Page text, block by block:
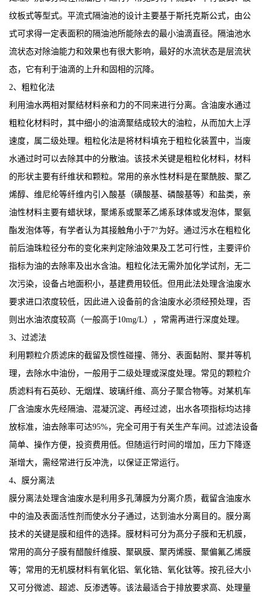
纹板式等型式。平流式隔油池的设计主要基于斯托克斯公式，由公
式可求得一定表面积的隔油池所能除去的最小油滴直径。隔油池水
流状态对除油能力和效果也有很大影响，最好的水流状态是层流状
态，它有利于油滴的上升和固相的沉降。
2、粗粒化法
利用油水两相对聚结材料亲和力的不同来进行分离。含油废水通过
粗粒化材料时，其中细小的油滴聚结成较大的油粒，从而加大上浮
速度，属二级处理。粗粒化法是将材料填充于粗粒化装置中，当废
水通过时可以去除其中的分散油。该技术关键是粗粒化材料，材料
的形状主要有纤维状和颗粒。常用的亲水性材料是在聚酰胺、聚乙
烯醇、维尼纶等纤维内引入酸基（磺酸基、磷酸基等）和盐类，亲
油性材料主要有蜡状球，聚烯系或聚苯乙烯系球体或发泡体，聚氨
酯发泡体等，有学者认为其接触角小于7°为好。通过污水在粗粒化
前后油珠粒径分布的变化来判定除油效果及工艺可行性，主要评价
指标为油的去除率及出水含油。粗粒化法无需外加化学试剂，无二
次污染，设备占地面积小，基建费用较低。但用此法处理含油废水
要求进口浓度较低，因此进入设备前的含油废水必须经预处理，否
则出水油浓度较高（一般高于10mg/L），常需再进行深度处理。
3、过滤法
利用颗粒介质滤床的截留及惯性碰撞、筛分、表面黏附、聚并等机
理，去除水中油份，一般用于二级处理或深度处理。常见的颗粒介
质滤料有石英砂、无烟煤、玻璃纤维、高分子聚合物等。对某机车
厂含油废水先经隔油、混凝沉淀、再经过滤，出水各项指标均达排
放标准，油去除率可达95%，完全可用于有关生产车间。过滤法设备
简单、操作方便，投资费用低。但随运行时间的增加，压力下降逐
渐增大，需经常进行反冲洗，以保证正常运行。
4、膜分离法
膜分离法处理含油废水是利用多孔薄膜为分离介质，截留含油废水
中的油及表面活性剂而使水分子通过，达到油水分离目的。膜分离
技术的关键是膜和组件的选择。膜材料可分为髙分子膜和无机膜，
常用的高分子膜有醋酸纤维膜、聚砜膜、聚丙烯膜、聚偏氟乙烯膜
等；常用的无机膜材料有氧化铝、氧化锆、氧化钛等。按孔径大小
又可分微滤、超滤、反渗透等。该法最适合于排放要求高、处理量